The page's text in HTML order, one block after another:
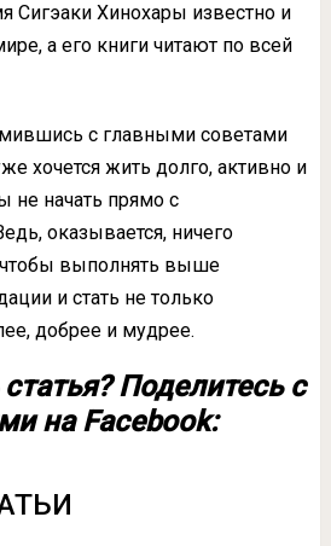
Сигэаки Хинохары известно и
а его книги читают по всей
с главными советами
хочется жить долго, активно и
не начать прямо с
оказывается, ничего
выполнять выше
и стать не только
добрее и мудрее.
Поделитесь с
на Facebook: